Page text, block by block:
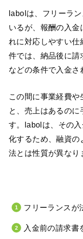
labolは、フリーラ
いるが、報酬の入
れに対応しやすい仕
件では、納品後に請
などの条件で入金さ
この間に事業経費
と、売上はあるのに
す。labolは、その
化するため、融資の
法とは性質が異なり
フリーランスが
入金前の請求書